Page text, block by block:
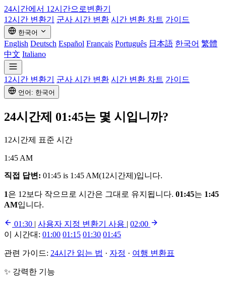
24시간에서 12시간으로변환기
12시간 변환기
군사 시간 변환 시간 변환 차트 가이드
한국어
English Deutsch Español Français Português 日本語 한국어 繁體
中文 Italiano
12시간 변환기 군사 시간 변환 시간 변환 차트 가이드
언어: 한국어
24시간제 01:45는 몇 시입니까?
12시간제 표준 시간
1:45 AM
직접 답변: 01:45 is 1:45 AM(12시간제)입니다.
1은 12보다 작으므로 시간은 그대로 유지됩니다. 01:45는 1:45
AM입니다.
01:30 | 사용자 지정 변환기 사용 | 02:00
이 시간대: 01:00 01:15 01:30 01:45
관련 가이드: 24시간 읽는 법 · 자정 · 여행 변환표
✨ 강력한 기능